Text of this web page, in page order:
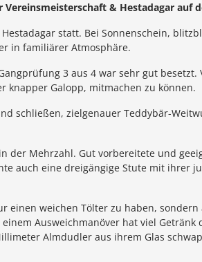
& Hestadagar auf
statt. Bei Sonnenschein,
in familiärer Atmosphäre.
3 aus 4 war sehr gut
knapper Galopp, mitmachen zu können.
schließen, zielgenauer Teddybär-
der Mehrzahl. Gut vorbereitete und
auch eine dreigängige Stute mit ihrer
weichen Tölter zu haben,
Ausweichmanöver hat viel
Almdudler aus ihrem Glas